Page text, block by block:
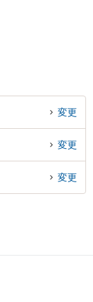
変更
変更
変更